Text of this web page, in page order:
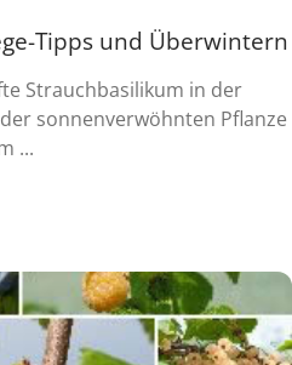
Tipps und Überwintern
Strauchbasilikum in der
sonnenverwöhnten Pflanze
...